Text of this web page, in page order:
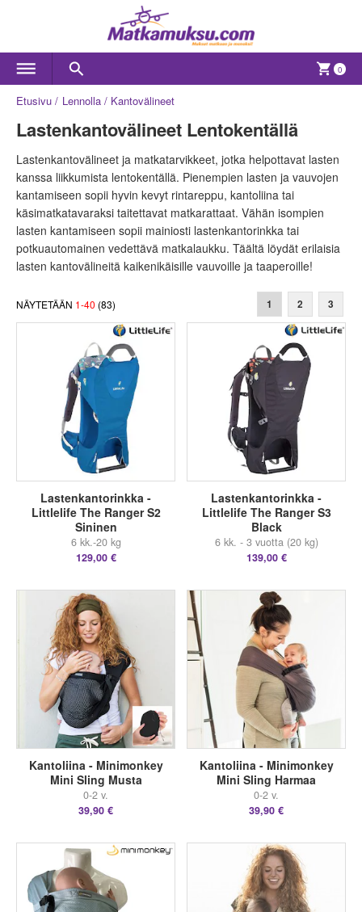
0
Etusivu Lennolla Kantovälineet
Lastenkantovälineet Lentokentällä
Lastenkantovälineet ja matkatarvikkeet, jotka helpottavat lasten
kanssa liikkumista lentokentällä. Pienempien lasten ja vauvojen
kantamiseen sopii hyvin kevyt rintareppu, kantoliina tai
käsimatkatavaraksi taitettavat matkarattaat. Vähän isompien
lasten kantamiseen sopii mainiosti lastenkantorinkka tai
potkuautomainen vedettävä matkalaukku. Täältä löydät erilaisia
lasten kantovälineitä kaikenikäisille vauvoille ja taaperoille!
NÄYTETÄÄN 1-40 (83) 1 2 3
Lastenkantorinkka -
Littlelife The Ranger S2
Sininen
6 kk.-20 kg
129,00 €
Lastenkantorinkka -
Littlelife The Ranger S3
Black
6 kk. - 3 vuotta (20 kg)
139,00 €
Kantoliina - Minimonkey
Mini Sling Musta
0-2 v.
39,90 €
Kantoliina - Minimonkey
Mini Sling Harmaa
0-2 v.
39,90 €